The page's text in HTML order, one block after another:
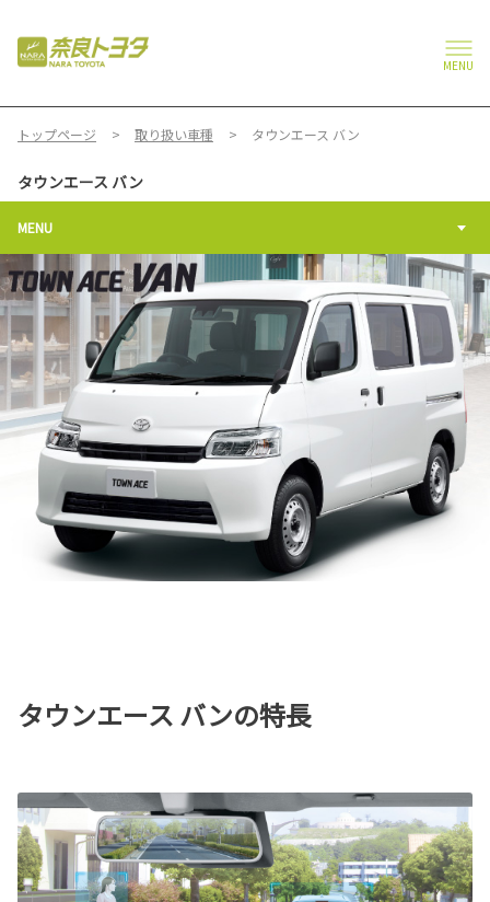
MENU
トップページ 取り扱い車種 タウンエース バン
タウンエース バン
MENU
タウンエース バンの特長